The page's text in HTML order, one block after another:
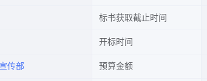
标书获取截止时间
开标时间
传部 预算金额